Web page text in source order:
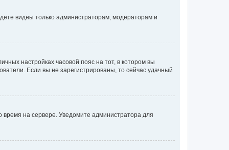
видны только администраторам, модераторам и
настройках часовой пояс на тот, в котором вы
Если вы не зарегистрированы, то сейчас удачный
время на сервере. Уведомите администратора для